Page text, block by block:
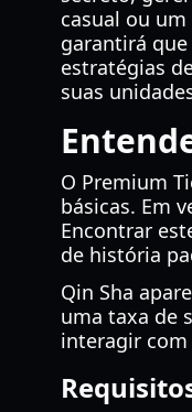
casual ou
garantirá
estratégias
suas
O Premium
básicas. Em
Encontrar
de história
Qin Sha
uma taxa de
interagir com